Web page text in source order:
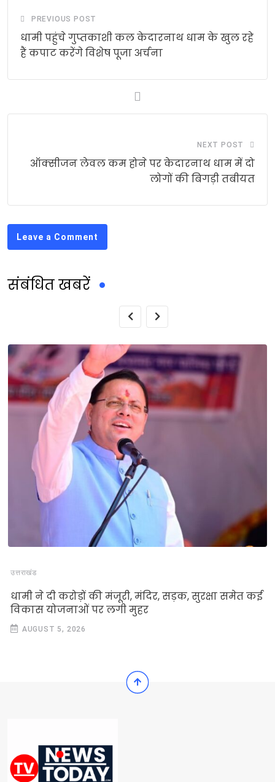
PREVIOUS POST
धामी पहुंचे गुप्तकाशी कल केदारनाथ धाम के खुल रहे
हैं कपाट करेंगे विशेष पूजा अर्चना
NEXT POST
ऑक्सीजन लेवल कम होने पर केदारनाथ धाम में दो
लोगों की बिगड़ी तबीयत
Leave a Comment
संबंधित खबरें
उत्तराखंड
धामी ने दी करोड़ों की मंजूरी, मंदिर, सड़क, सुरक्षा समेत कई
विकास योजनाओं पर लगी मुहर
AUGUST 5, 2026